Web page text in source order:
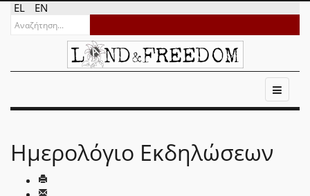
EL EN
Ημερολόγιο Εκδηλώσεων